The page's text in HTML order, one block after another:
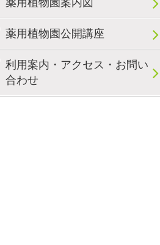
薬用植物園案内図
薬用植物園公開講座
利用案内・アクセス・お問い
合わせ